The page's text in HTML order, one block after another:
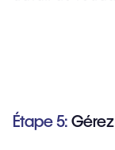
Étape 5: